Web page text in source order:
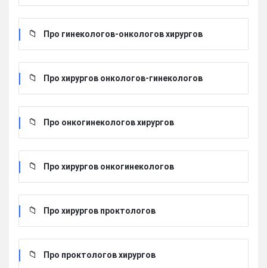
Про гинекологов-онкологов хирургов
Про хирургов онкологов-гинекологов
Про онкогинекологов хирургов
Про хирургов онкогинекологов
Про хирургов проктологов
Про проктологов хирургов